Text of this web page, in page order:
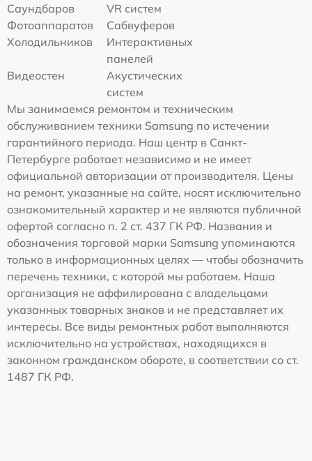
Саундбаров
VR систем
Фотоаппаратов
Сабвуферов
Холодильников
Интерактивных
панелей
Видеостен
Акустических
систем
Мы занимаемся ремонтом и техническим
обслуживанием техники Samsung по истечении
гарантийного периода. Наш центр в Санкт-
Петербурге работает независимо и не имеет
официальной авторизации от производителя. Цены
на ремонт, указанные на сайте, носят исключительно
ознакомительный характер и не являются публичной
офертой согласно п. 2 ст. 437 ГК РФ. Названия и
обозначения торговой марки Samsung упоминаются
только в информационных целях — чтобы обозначить
перечень техники, с которой мы работаем. Наша
организация не аффилирована с владельцами
указанных товарных знаков и не представляет их
интересы. Все виды ремонтных работ выполняются
исключительно на устройствах, находящихся в
законном гражданском обороте, в соответствии со ст.
1487 ГК РФ.